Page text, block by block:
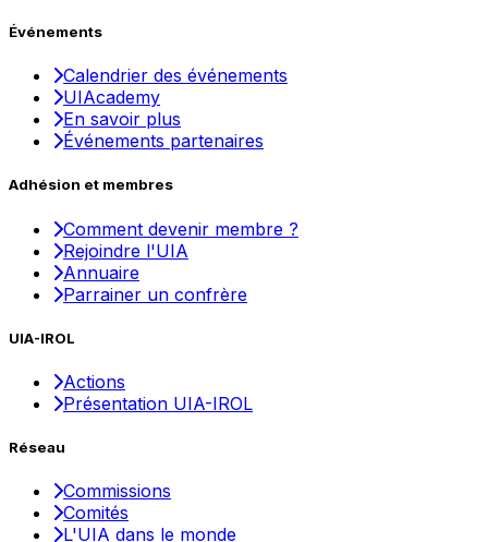
Événements
Calendrier des événements
UIAcademy
En savoir plus
Événements partenaires
Adhésion et membres
Comment devenir membre ?
Rejoindre l'UIA
Annuaire
Parrainer un confrère
UIA-IROL
Actions
Présentation UIA-IROL
Réseau
Commissions
Comités
L'UIA dans le monde